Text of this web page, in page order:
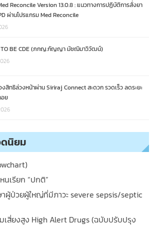
Reconcile Version 13.0.8 : แนวทางการปฏิบัติการสั่งยา
ผ่านโปรแกรม Med Reconcile
TO BE CDE (ภกญ.กัญญา มัชฌิมาวิวัฒน์)
งสิทธิล่วงหน้าผ่าน Siriraj Connect สะดวก รวดเร็ว ลดระยะ
อย
ดนิยม
เรียก “ปกติ”
ผู้ป่วยผู้ใหญ่ที่มีภาวะ severe sepsis/septic
เสี่ยงสูง High Alert Drugs (ฉบับปรับปรุง